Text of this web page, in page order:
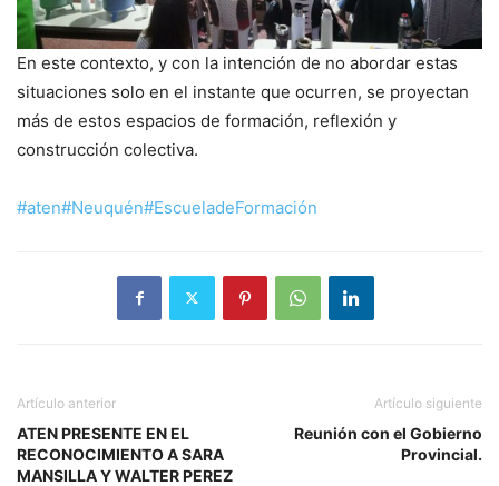
En este contexto, y con la intención de no abordar estas
situaciones solo en el instante que ocurren, se proyectan
más de estos espacios de formación, reflexión y
construcción colectiva.
#aten#Neuquén#EscueladeFormación
Artículo anterior
ATEN PRESENTE EN EL
RECONOCIMIENTO A SARA
MANSILLA Y WALTER PEREZ
Artículo siguiente
Reunión con el Gobierno
Provincial.